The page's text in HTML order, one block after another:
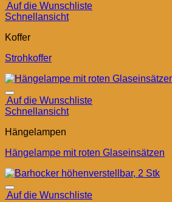
Auf die Wunschliste
Schnellansicht
Koffer
Strohkoffer
Auf die Wunschliste
Schnellansicht
Hängelampen
Hängelampe mit roten Glaseinsätzen
Auf die Wunschliste